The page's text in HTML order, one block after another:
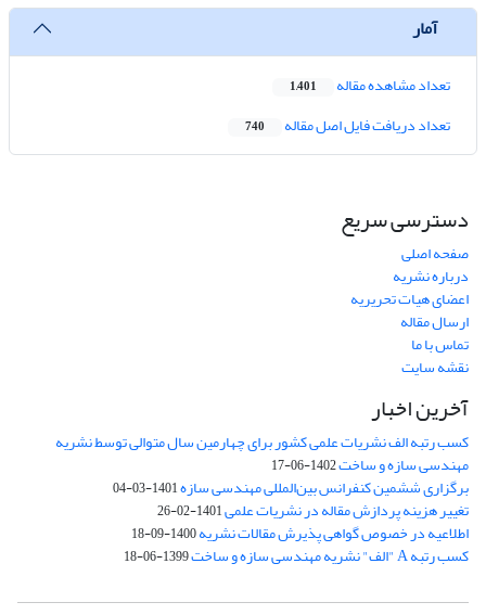
آمار
تعداد مشاهده مقاله 1,401
تعداد دریافت فایل اصل مقاله 740
دسترسی سریع
صفحه اصلی
درباره نشریه
اعضای هیات تحریریه
ارسال مقاله
تماس با ما
نقشه سایت
آخرین اخبار
کسب رتبه الف نشریات علمی کشور برای چهارمین سال متوالی توسط نشریه
مهندسی سازه و ساخت1402-06-17
برگزاری ششمین کنفرانس بین‌المللی مهندسی سازه1401-03-04
تغییر هزینه پردازش مقاله در نشریات علمی1401-02-26
اطلاعیه در خصوص گواهی پذیرش مقالات نشریه1400-09-18
کسب رتبه A "الف" نشریه مهندسی سازه و ساخت 1399-06-18